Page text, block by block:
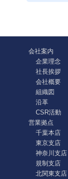
会社案内
企業理念
社長挨拶
会社概要
組織図
沿革
CSR活動
営業拠点
千葉本店
東京支店
神奈川支店
規制支店
北関東支店